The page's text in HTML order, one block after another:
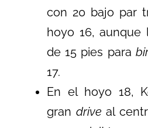
con 20 bajo par
hoyo 16, aunque
de 15 pies para
17.
En el hoyo 18,
gran drive al